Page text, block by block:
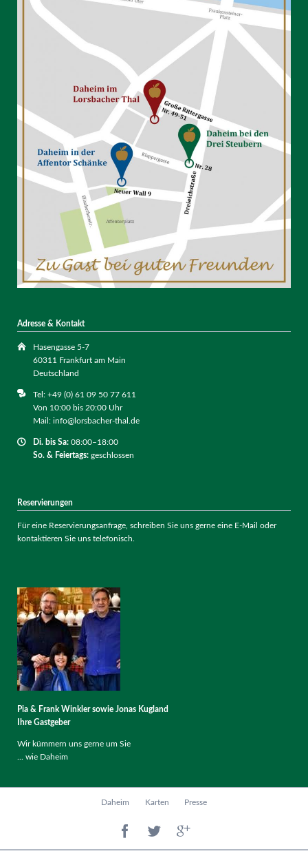
Adresse & Kontakt
Hasengasse 5-7
60311 Frankfurt am Main
Deutschland
Tel: +49 (0) 61 09 50 77 611
Von 10:00 bis 20:00 Uhr
Mail: info@lorsbacher-thal.de
Di. bis Sa:08:00–18:00
So. & Feiertags:geschlossen
Reservierungen
Für eine Reservierungsanfrage, schreiben Sie uns gerne eine E-Mail oder
kontaktieren Sie uns telefonisch.
Pia & Frank Winkler sowie Jonas Kugland
Ihre Gastgeber
Wir kümmern uns gerne um Sie
... wie Daheim
Navigation
Daheim Karten Presse